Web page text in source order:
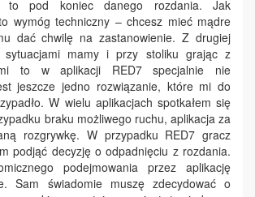
to pod koniec danego rozdania. Jak
wymóg techniczny – chcesz mieć mądre
dać chwilę na zastanowienie. Z drugiej
mamy i przy stoliku grając z
to w aplikacji RED7 specjalnie nie
jeszcze jedno rozwiązanie, które mi do
W wielu aplikacjach spotkałem się
braku możliwego ruchu, aplikacja za
rozgrywkę. W przypadku RED7 gracz
podjąć decyzję o odpadnięciu z rozdania.
podejmowania przez aplikację
Sam świadomie muszę zdecydować o